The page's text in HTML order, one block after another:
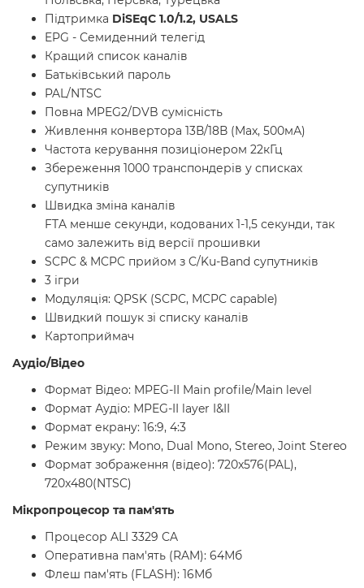
Підтримка DiSEqC 1.0/1.2, USALS
EPG - Семиденний телегід
Кращий список каналів
Батьківський пароль
PAL/NTSC
Повна MPEG2/DVB сумісність
Живлення конвертора 13В/18В (Max, 500мА)
Частота керування позиціонером 22кГц
Збереження 1000 транспондерів у списках
супутників
Швидка зміна каналів
FTA менше секунди, кодованих 1-1,5 секунди, так
само залежить від версії прошивки
SCPC & MCPC прийом з C/Ku-Band супутників
3 ігри
Модуляція: QPSK (SCPC, MCPC capable)
Швидкий пошук зі списку каналів
Картоприймач
Аудіо/Відео
Формат Відео: MPEG-II Main profile/Main level
Формат Аудіо: MPEG-II layer I&II
Формат екрану: 16:9, 4:3
Режим звуку: Mono, Dual Mono, Stereo, Joint Stereo
Формат зображення (відео): 720x576(PAL),
720x480(NTSC)
Мікропроцесор та пам'ять
Процесор ALI 3329 CA
Оперативна пам'ять (RAM): 64Мб
Флеш пам'ять (FLASH): 16Мб